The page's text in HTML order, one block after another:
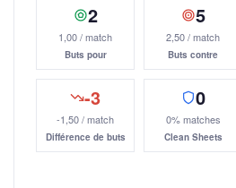
2
1,00 / match
Buts pour
5
2,50 / match
Buts contre
-3
-1,50 / match
Différence de buts
0
0% matches
Clean Sheets